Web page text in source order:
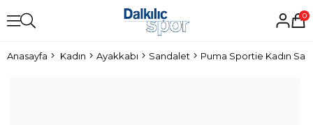
0
Anasayfa Kadın Ayakkabı Sandalet Puma Sportie Kadın